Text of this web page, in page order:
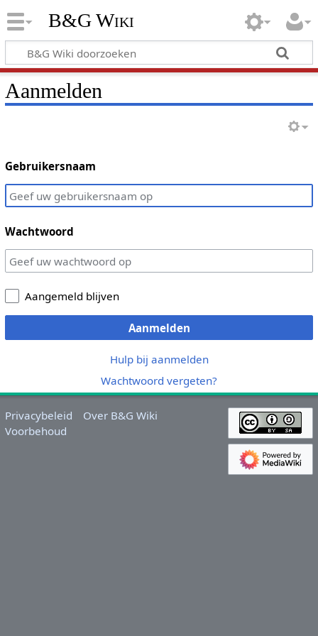
B&G Wiki
Aanmelden
Gebruikersnaam
Wachtwoord
Aangemeld blijven
Aanmelden
Hulp bij aanmelden
Wachtwoord vergeten?
Privacybeleid
Over B&G Wiki
Voorbehoud